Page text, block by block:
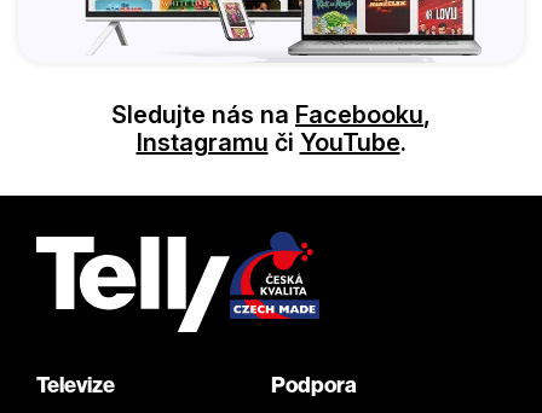
Sledujte nás na Facebooku,
Instagramu či YouTube.
Televize Podpora